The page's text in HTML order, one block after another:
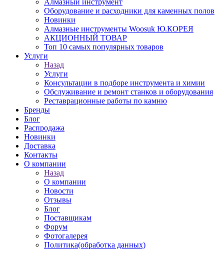
Алмазный инструмент
Оборудование и расходники для каменных полов
Новинки
Алмазные инструменты Woosuk Ю.КОРЕЯ
АКЦИОННЫЙ ТОВАР
Топ 10 самых популярных товаров
Услуги
Назад
Услуги
Консультации в подборе инструмента и химии
Обслуживание и ремонт станков и оборудования
Реставрационные работы по камню
Бренды
Блог
Распродажа
Новинки
Доставка
Контакты
О компании
Назад
О компании
Новости
Отзывы
Блог
Поставщикам
Форум
Фотогалерея
Политика(обработка данных)